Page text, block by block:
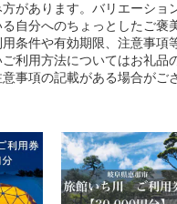
があります。バリエーシ
自分へのちょっとしたご
条件や有効期限、注意事
利用方法についてはお礼品
事項の記載がある場合がご